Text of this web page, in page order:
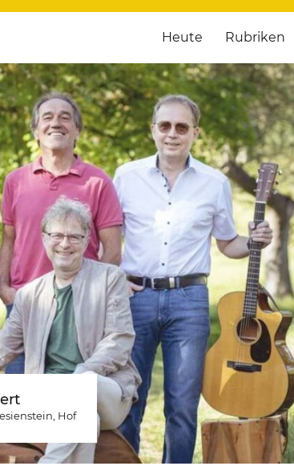
für
Täglich aktuelle Termine von Kultur bis
Heute Rubriken
, Hof